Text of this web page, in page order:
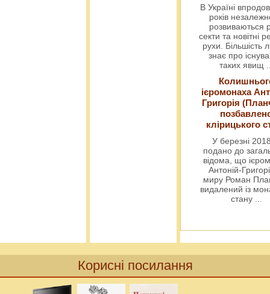
В Україні
років
розвиваються
секти та новітні
рухи. Більшість
знає про
таких явищ
ієромонаха
Григорія
клірицького
У березні
подано до
відома, що
Антоній-
миру Роман
видалений із
стану ...
Корисні посилання